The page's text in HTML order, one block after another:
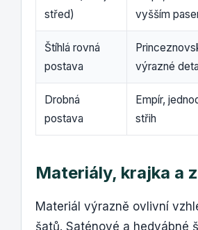
střed)
vyšším
Štíhlá rovná
postava
výrazné
Drobná
postava
Empír,
střih
Materiály, krajka a
Materiál výrazně ovlivní
šatů. Saténové a hedvábné